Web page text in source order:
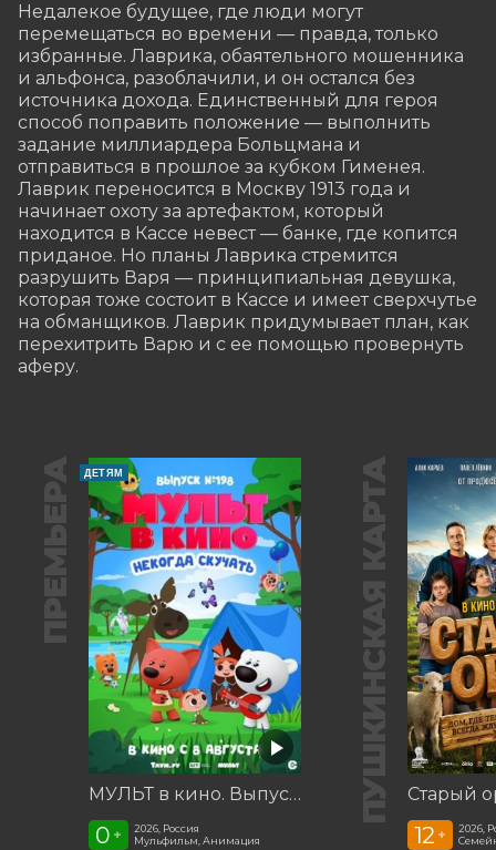
Недалекое будущее, где люди могут
перемещаться во времени — правда, только
избранные. Лаврика, обаятельного мошенника
и альфонса, разоблачили, и он остался без
источника дохода. Единственный для героя
способ поправить положение — выполнить
задание миллиардера Больцмана и
отправиться в прошлое за кубком Гименея.
Лаврик переносится в Москву 1913 года и
начинает охоту за артефактом, который
находится в Кассе невест — банке, где копится
приданое. Но планы Лаврика стремится
разрушить Варя — принципиальная девушка,
которая тоже состоит в Кассе и имеет сверхчутье
на обманщиков. Лаврик придумывает план, как
перехитрить Варю и с ее помощью провернуть
аферу.
ПРЕМЬЕРА ДЕТЯМ
МУЛЬТ в кино. Выпуск №198. Некогда скучать
0 +
2026, Россия
Мульфильм, Анимация
ПУШКИНСКАЯ КАРТА Старый
12 +
2026,